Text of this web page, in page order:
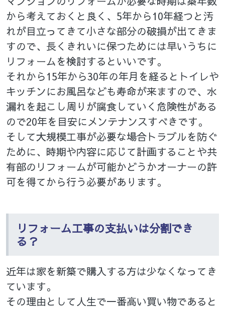
から考えておくと良く、5年から10年経つと汚
れが目立ってきて小さな部分の破損が出てきま
すので、長くきれいに保つためには早いうちに
リフォームを検討するといいです。
それから15年から30年の年月を経るとトイレや
キッチンにお風呂なども寿命が来ますので、水
漏れを起こし周りが腐食していく危険性がある
ので20年を目安にメンテナンスすべきです。
そして大規模工事が必要な場合トラブルを防ぐ
ために、時期や内容に応じて計画することや共
有部のリフォームが可能かどうかオーナーの許
可を得てから行う必要があります。
リフォーム工事の支払いは分割でき
る？
近年は家を新築で購入する方は少なくなってき
ています。
その理由として人生で一番高い買い物であると